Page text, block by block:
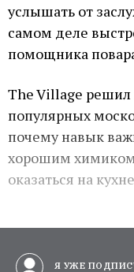
услышать от
самом деле
помощника
The Village решил
популярных
почему навык
хорошим химиком
оказаться на
Я УЖЕ